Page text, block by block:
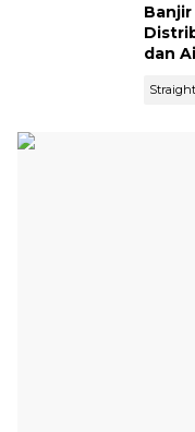
Banjir
dan